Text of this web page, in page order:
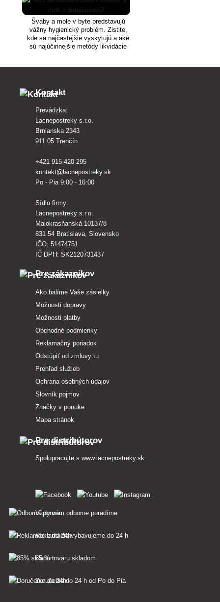
Šváby a mole v byte predstavujú
vážny hygienický problém. Zistite,
kde sa najčastejšie vyskytujú a aké
sú najúčinnejšie metódy likvidácie
Kontakt
Prevádzka:
Lacnepostreky s.r.o.
Brnianska 2343
911 05 Trenčín
+421 915 420 295
kontakt@lacnepostreky.sk
Po - Pia 9:00 - 16:00
Sídlo firmy:
Lacnepostreky s.r.o.
Malokrasňanská 10137/8
831 54 Bratislava, Slovensko
IČO: 51474751
IČ DPH: SK2120731437
Pre zákazníkov
Ako balíme Vaše zásielky
Možnosti dopravy
Možnosti platby
Obchodné podmienky
Reklamačný poriadok
Odstúpiť od zmluvy tu
Prehľad služieb
Ochrana osobných údajov
Slovník pojmov
Značky v ponuke
Mapa stránok
Pre distribútorov
Spolupracujte s www.lacnepostreky.sk
Vždy vám odborne poradíme
Reklamácie vybavujeme do 24 h
85 % tovaru skladom
Doručenie do 24 h od Po do Pia